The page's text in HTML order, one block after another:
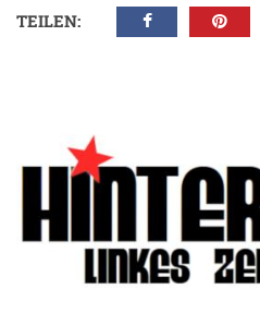
TEILEN: